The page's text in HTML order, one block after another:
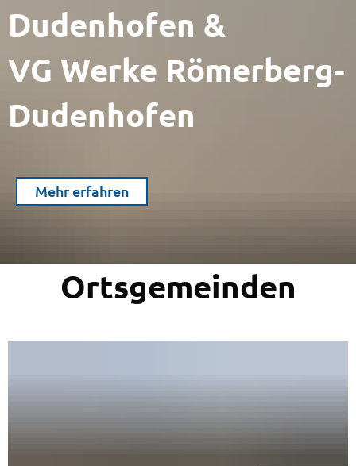
Dudenhofen &
VG Werke Römerberg-
Dudenhofen
Mehr erfahren
Ortsgemeinden